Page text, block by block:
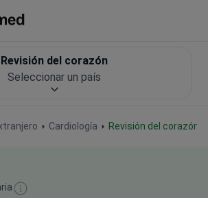
Cardiología Revisión del corazón
Revisión del corazón
Seleccionar un país